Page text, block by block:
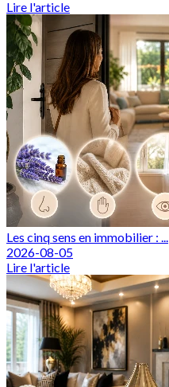
Lire l'article
Les cinq sens en immobilier : ...
2026-08-05
Lire l'article